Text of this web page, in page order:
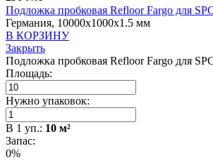
Подложка пробковая Refloor Fargo для
Германия, 10000x1000x1.5 мм
В КОРЗИНУ
Закрыть
Подложка пробковая Refloor Fargo для
Площадь:
Нужно упаковок:
В 1 уп.: 10 м²
Запас:
0%